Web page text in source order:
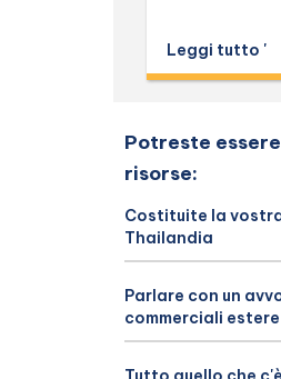
Leggi tutto '
Potreste
risorse:
Costituite la
Thailandia
Parlare con un
commerciali estere